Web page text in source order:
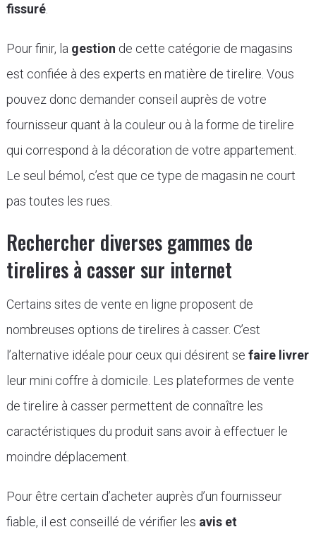
fissuré.
Pour finir, la gestion de cette catégorie de magasins
est confiée à des experts en matière de tirelire. Vous
pouvez donc demander conseil auprès de votre
fournisseur quant à la couleur ou à la forme de tirelire
qui correspond à la décoration de votre appartement.
Le seul bémol, c’est que ce type de magasin ne court
pas toutes les rues.
Rechercher diverses gammes de
tirelires à casser sur internet
Certains sites de vente en ligne proposent de
nombreuses options de tirelires à casser. C’est
l’alternative idéale pour ceux qui désirent se faire livrer
leur mini coffre à domicile. Les plateformes de vente
de tirelire à casser permettent de connaître les
caractéristiques du produit sans avoir à effectuer le
moindre déplacement.
Pour être certain d’acheter auprès d’un fournisseur
fiable, il est conseillé de vérifier les avis et